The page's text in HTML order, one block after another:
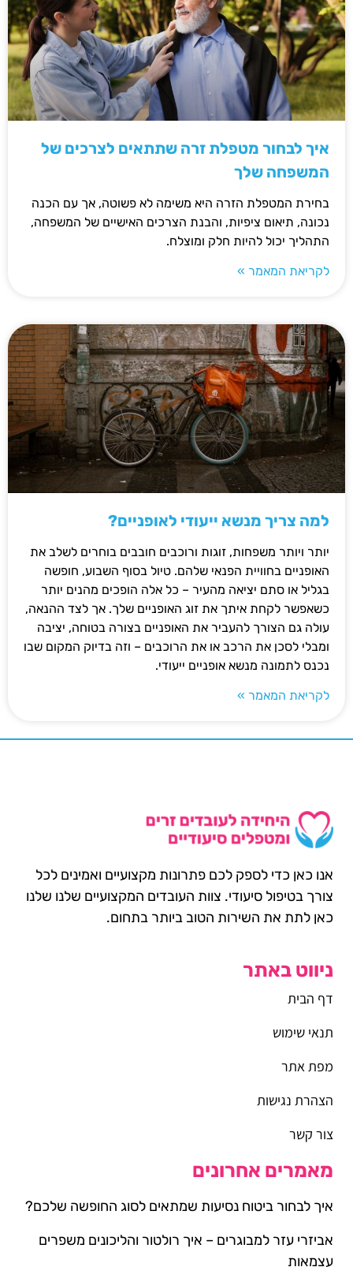
איך לבחור מטפלת זרה שתתאים לצרכים של
המשפחה שלך
בחירת המטפלת הזרה היא משימה לא פשוטה, אך עם הכנה
נכונה, תיאום ציפיות, והבנת הצרכים האישיים של המשפחה,
התהליך יכול להיות חלק ומוצלח.
לקריאת המאמר »
למה צריך מנשא ייעודי לאופניים?
יותר ויותר משפחות, זוגות ורוכבים חובבים בוחרים לשלב את
האופניים בחוויית הפנאי שלהם. טיול בסוף השבוע, חופשה
בגליל או סתם יציאה מהעיר – כל אלה הופכים מהנים יותר
כשאפשר לקחת איתך את זוג האופניים שלך. אך לצד ההנאה,
עולה גם הצורך להעביר את האופניים בצורה בטוחה, יציבה
ומבלי לסכן את הרכב או את הרוכבים – וזה בדיוק המקום שבו
נכנס לתמונה מנשא אופניים ייעודי.
לקריאת המאמר »
אנו כאן כדי לספק לכם פתרונות מקצועיים ואמינים לכל
צורך בטיפול סיעודי. צוות העובדים המקצועיים שלנו שלנו
כאן לתת את השירות הטוב ביותר בתחום.
ניווט באתר
דף הבית
תנאי שימוש
מפת אתר
הצהרת נגישות
צור קשר
מאמרים אחרונים
איך לבחור ביטוח נסיעות שמתאים לסוג החופשה שלכם?
אביזרי עזר למבוגרים – איך רולטור והליכונים משפרים
עצמאות